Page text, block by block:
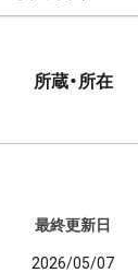
所蔵・所在
最終更新日
2026/05/07